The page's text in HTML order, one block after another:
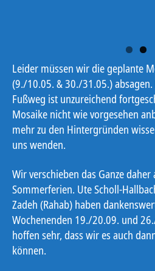
Leider müssen wir die geplante
(9./10.05. & 30./31.05.) absagen.
Fußweg ist unzureichend
Mosaike nicht wie vorgesehen
mehr zu den Hintergründen
uns wenden.
Wir verschieben das Ganze daher
Sommerferien. Ute Scholl-
Zadeh (Rahab) haben
Wochenenden 19./20.09. und
hoffen sehr, dass wir es auch
können.